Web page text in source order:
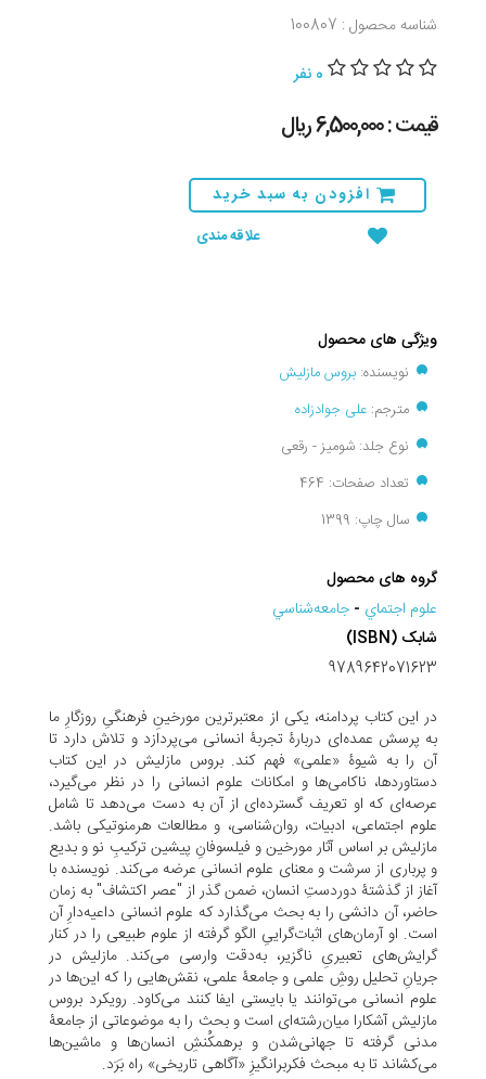
شناسه محصول : 100807
0 نفر
قیمت : 6,500,000 ريال
افزودن به سبد خرید
علاقه مندی
ویژگی های محصول
نویسنده: بروس مازلیش
مترجم: علی جوادزاده
نوع جلد: شومیز - رقعی
تعداد صفحات: 464
سال چاپ: 1399
گروه های محصول
علوم اجتماي - جامعه‌شناسي
شابک (ISBN)
9789642071623
در این کتاب پردامنه، یکی از معتبرترین مورخینِ فرهنگیِ روزگارِ ما
به پرسش عمده‌ای دربارۀ تجربۀ ‌انسانی می‌پردازد و تلاش دارد تا
آن را به شیوۀ «علمی» فهم کند. بروس مازلیش در این کتاب
دستاوردها، ناکامی‌ها و امکانات علوم انسانی را در نظر می‌گیرد،
عرصه‌ای که او تعریف گسترده‌ای از آن به دست می‌دهد تا شامل
علوم اجتماعی، ادبیات، روان‌شناسی، و مطالعات هرمنوتیکی باشد.
مازلیش بر اساس آثار مورخین و فیلسوفانِ پیشین ترکیبِ نو و بدیع
و پرباری از سرشت و معنای علوم انسانی عرضه می‌کند. نویسنده با
آغاز از گذشتۀ دوردستِ انسان، ضمن گذر از "عصر اکتشاف" به زمان
حاضر، آن دانشی را به بحث می‌گذارد که علوم انسانی داعیه‌دارِ آن
است. او آرمان‌های اثبات‌گراییِ الگو گرفته از علوم طبیعی را در کنار
گرایش‌های تعبیریِ ناگزیر، به‌دقت وارسی می‌کند. مازلیش در
جریانِ تحلیل روشِ علمی و جامعۀ علمی، نقش‌هایی را که این‌ها در
علوم انسانی می‌توانند یا بایستی ایفا کنند می‌کاود. رویکرد بروس
مازلیش آشکارا میان‌رشته‌ای است و بحث را به موضوعاتی از جامعۀ
مدنی گرفته تا جهانی‌شدن و برهمکُنشِ انسان‌ها و ماشین‌ها
می‌کشاند تا به مبحث فکربرانگیزِ «آگاهی تاریخی» راه بَرَد.